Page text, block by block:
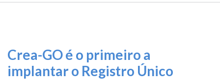
O
Serviços
Informe-
TRILHA
Crea-GO é o primeiro a
implantar o Registro Único